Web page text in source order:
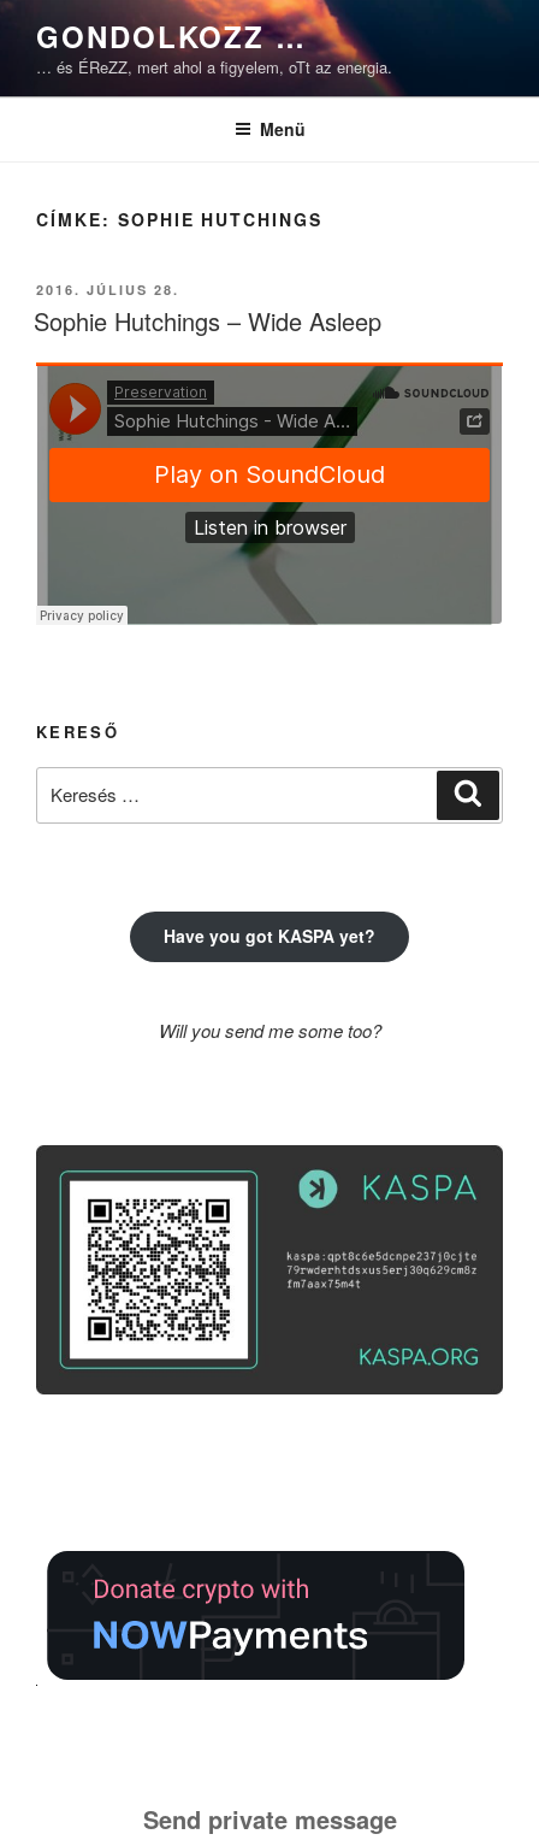
Tartalomhoz
GONDOLKOZZ …
… és ÉReZZ, mert ahol a figyelem, oTt az energia.
Menü
CÍMKE: SOPHIE HUTCHINGS
BEKÜLDVE:
2016. JÚLIUS 28.
Sophie Hutchings – Wide Asleep
KERESŐ
Have you got KASPA yet?
Will you send me some too?
Send private message